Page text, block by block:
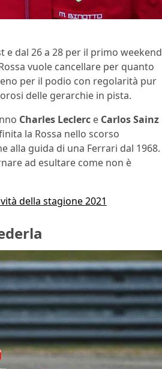
e dal 26 a 28 per il primo weekend
vuole cancellare per quanto
per il podio con regolarità pur
delle gerarchie in pista.
Charles Leclerc e Carlos Sainz
la Rossa nello scorso
alla guida di una Ferrari dal 1968.
ad esultare come non è
della stagione 2021